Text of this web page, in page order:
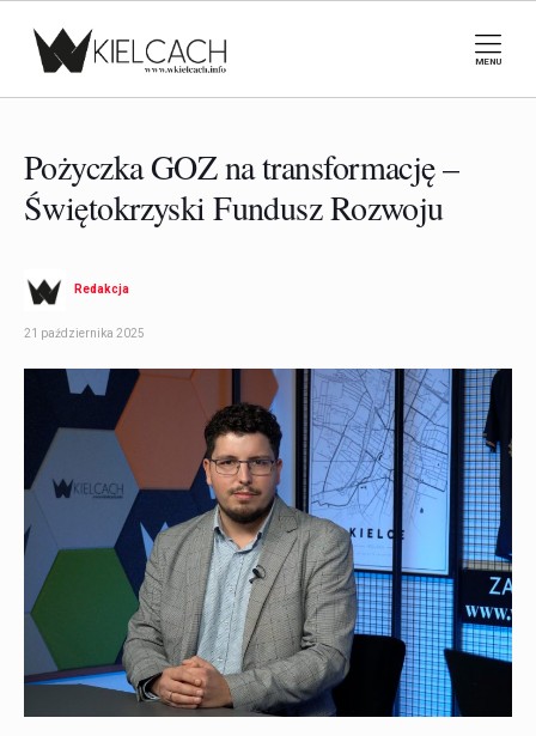
MENU
Pożyczka GOZ na transformację –
Świętokrzyski Fundusz Rozwoju
Redakcja
21 października 2025